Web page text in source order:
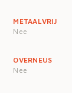
METAALVRIJ
Nee
OVERNEUS
Nee